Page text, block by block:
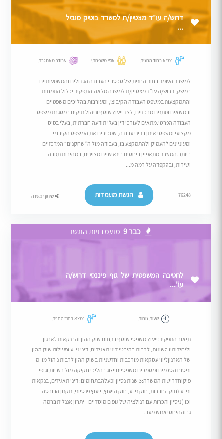
דרוש/ה עו״ד מצטיין/ת למשרד בוטיק מוביל
...
נמצא בחוד החנית אופי משפחתי עבודה מאתגרת
למשרד העומד בחוד החנית של סכסוכי העבודה הגדולים והמשמעותיים
במשק, דרוש/ה עו״ד מצטיין/ת למשרה מלאה.התפקיד יכלול התמחות
והתמקצעות במשפט העבודה הקיבוצי, ומעורבות בהליכים משפטיים
ובמשאים ומתנים מרכזיים, לצד ייעוץ שוטף וניהול תיקים במסגרת משפט
העבודה הפרטי.מתאים לעורכי דין בעלי תודעה חברתית, בעלי בסיס
מקצועי ומשפטי איתן בדיני עבודה, שמכירים את המשפט הקיבוצי
ומעוניינים להעמיק ולהתמקצע בו, בעבודה מול ה״שחקנים״ המרכזיים
ביותר.המשרד מתאפיין ביחסים בינאישיים מצוינים, במהירות תגובה
ושירות, ובהקפדה על רמה מ...
76248 הגשת מועמדות שיתוף משרה
כבר 9 מועמדויות הוגשו
לחטיבה המשפטית של גוף פיננסי דרוש/ה
עו"...
שעות נוחות נמצא בחוד החנית
תיאור התפקיד:ייעוץ משפטי שוטף בתחום שוק ההון והבנקאות לארגון
וליחידותיו השונות, לרבות בהיבטי דיני תאגידים, דיני ני"ע ופעילות שוק ההון
של הארגוןליווי עסקאות מורכבות וחדשניות בשוק ההון לרבות ניהול מו"מ
וניסוח הסכמים ומסמכים משפטייםייצוג בהליכי חקיקה מול רשויות וגופי
פיקוחדרישות המשרה:3 שנות נסיון ומעלהבתחומים: דיני תאגידים, בנקאות
וני"ע (חוק החברות, חוק ני"ע, חוק הייעוץ, ייעוץ פנסיוני, תקנון הבורסה
וכו')ניסיון והכרות עם רגולציה של גופים מוסדיים - יתרון אנגלית ברמה
גבוההיחסי אנוש מעו...